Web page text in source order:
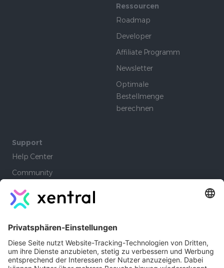
Ressourcen
Roadmap
Developer
Affiliate Programm
Newsletter
Optimale
Bestellmenge
berechnen
Support
Help Center
Community
Academy
Lernpfade
Company
Autoren
Jobs